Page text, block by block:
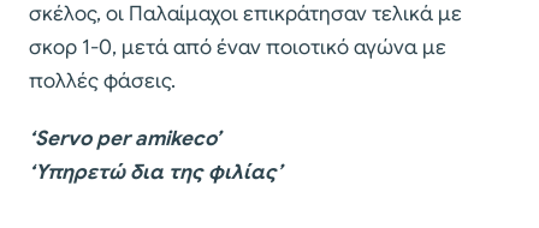
σκέλος, οι Παλαίμαχοι επικράτησαν τελικά με
σκορ 1-0, μετά από έναν ποιοτικό αγώνα με
πολλές φάσεις.
‘Servo per amikeco’
‘Υπηρετώ δια της φιλίας’